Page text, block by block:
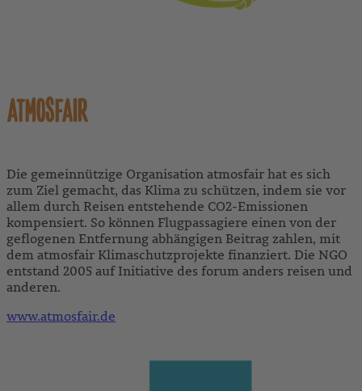
ATMOSFAIR
Die gemeinnützige Organisation atmosfair hat es sich
zum Ziel gemacht, das Klima zu schützen, indem sie vor
allem durch Reisen entstehende CO2-Emissionen
kompensiert. So können Flugpassagiere einen von der
geflogenen Entfernung abhängigen Beitrag zahlen, mit
dem atmosfair Klimaschutzprojekte finanziert. Die NGO
entstand 2005 auf Initiative des forum anders reisen und
anderen.
www.atmosfair.de